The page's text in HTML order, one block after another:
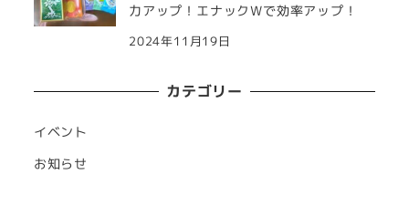
力アップ！エナックWで効率アップ！
2024年11月19日
カテゴリー
イベント
お知らせ